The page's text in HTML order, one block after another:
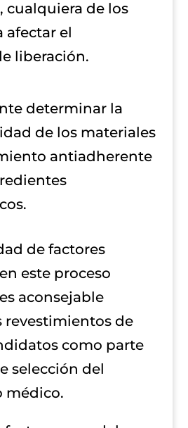
cualquiera de los
afectar el
liberación.
determinar la
de los materiales
antiadherente
de factores
este proceso
aconsejable
revestimientos de
como parte
selección del
médico.